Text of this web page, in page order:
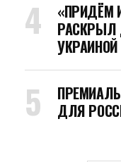
«ПРИДЁМ
РАСКРЫЛ
УКРАИНОЙ
ДЛЯ